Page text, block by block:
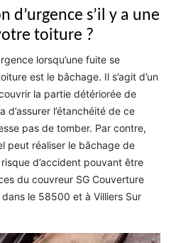
d’urgence s’il y a une
toiture ?
lorsqu’une fuite se
est le bâchage. Il s’agit d’un
la partie détériorée de
l’étanchéité de ce
pas de tomber. Par contre,
peut réaliser le bâchage de
d’accident pouvant être
du couvreur SG Couverture
le 58500 et à Villiers Sur